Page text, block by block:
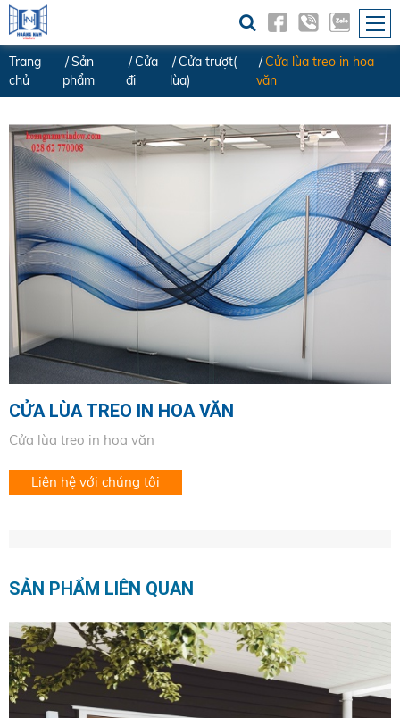
Trang
chủ
Sản
phẩm
Cửa
đi
Cửa trượt(
lùa)
Cửa lùa treo in hoa
văn
CỬA LÙA TREO IN HOA VĂN
Cửa lùa treo in hoa văn
Liên hệ với chúng tôi
SẢN PHẨM LIÊN QUAN